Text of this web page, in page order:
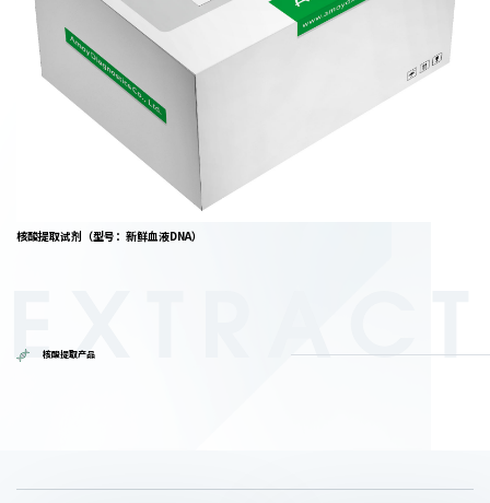
核酸提取试剂（型号：新鲜血液DNA）
核酸提取产品